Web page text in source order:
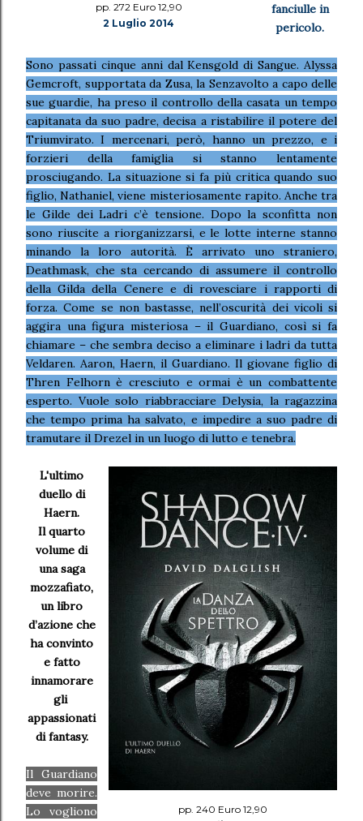
pp. 272 Euro 12,90
2 Luglio 2014
fanciulle in
pericolo.
Sono passati cinque anni dal Kensgold di Sangue. Alyssa
Gemcroft, supportata da Zusa, la Senzavolto a capo delle
sue guardie, ha preso il controllo della casata un tempo
capitanata da suo padre, decisa a ristabilire il potere del
Triumvirato. I mercenari, però, hanno un prezzo, e i
forzieri della famiglia si stanno lentamente
prosciugando. La situazione si fa più critica quando suo
figlio, Nathaniel, viene misteriosamente rapito. Anche tra
le Gilde dei Ladri c’è tensione. Dopo la sconfitta non
sono riuscite a riorganizzarsi, e le lotte interne stanno
minando la loro autorità. È arrivato uno straniero,
Deathmask, che sta cercando di assumere il controllo
della Gilda della Cenere e di rovesciare i rapporti di
forza. Come se non bastasse, nell’oscurità dei vicoli si
aggira una figura misteriosa – il Guardiano, così si fa
chiamare – che sembra deciso a eliminare i ladri da tutta
Veldaren. Aaron, Haern, il Guardiano. Il giovane figlio di
Thren Felhorn è cresciuto e ormai è un combattente
esperto. Vuole solo riabbracciare Delysia, la ragazzina
che tempo prima ha salvato, e impedire a suo padre di
tramutare il Drezel in un luogo di lutto e tenebra.
pp. 240 Euro 12,90
L'ultimo
duello di
Haern.
Il quarto
volume di
una saga
mozzafiato,
un libro
d’azione che
ha convinto
e fatto
innamorare
gli
appassionati
di fantasy.
Il Guardiano
deve morire.
Lo vogliono